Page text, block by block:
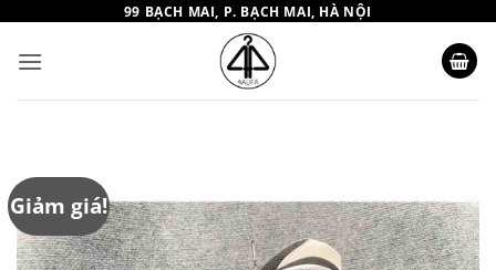
nội
dung
99 BẠCH MAI, P. BẠCH MAI, HÀ NỘI
Giảm giá!